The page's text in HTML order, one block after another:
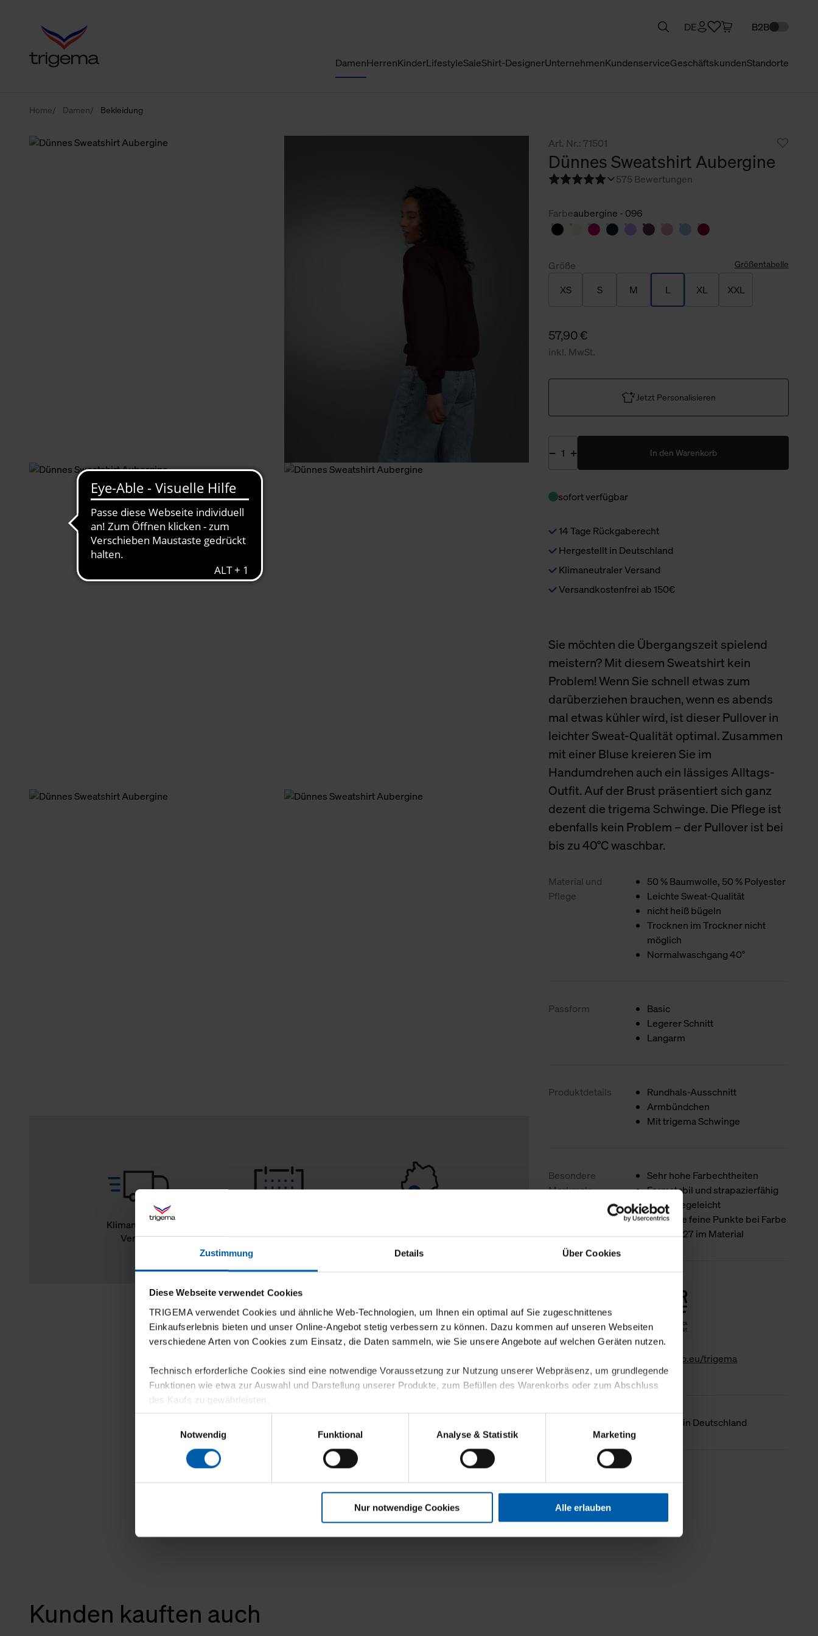
Zustimmung Details Über Cookies
Diese Webseite verwendet Cookies
TRIGEMA verwendet Cookies und ähnliche Web-Technologien, um Ihnen ein optimal auf Sie zugeschnittenes
Einkaufserlebnis bieten und unser Online-Angebot stetig verbessern zu können. Dazu kommen auf unseren Webseiten
verschiedene Arten von Cookies zum Einsatz, die Daten sammeln, wie Sie unsere Angebote auf welchen Geräten nutzen.
Technisch erforderliche Cookies sind eine notwendige Voraussetzung zur Nutzung unserer Webpräsenz, um grundlegende
Funktionen wie etwa zur Auswahl und Darstellung unserer Produkte, zum Befüllen des Warenkorbs oder zum Abschluss
des Kaufs zu gewährleisten.
Für die Darstellung personalisierter Angebote, Anzeigen und Inhalte aufgrund Ihres Nutzerverhaltens und Ihres Profils
sowie für Marketing-, Statistik- und Tracking-Zwecke zur Analyse und Optimierung unserer Webpräsenz speichern wir
personenbezogene Informationen. Diese übermitteln wir in anonymisierter Form an Dritte wie etwa unsere
Klicken Sie auf "Alle erlauben", damit wir alle Cookies und Web-Technologien für Ihr personalisiertes Einkaufserlebnis
verwenden dürfen. Über die jeweiligen Schaltflächen können Sie die Arten der Cookies selbst festlegen, die Sie erlauben
Menüpunkt „Datenschutzeinstellungen“ können Sie jederzeit Ihre Einwilligungserklärung anpassen. Ihre Einwilligung ist
grundsätzlich freiwillig, für die Nutzung der Webseite nicht erforderlich und kann jederzeit mit Wirkung für die Zukunft
Notwendig
Funktional Analyse & Statistik Marketing
Nur notwendige Cookies Alle erlauben
DamenHerrenKinderLifestyleSaleShirt-DesignerUnternehmenKundenserviceGeschäftskundenStandorte
DE B2B
Home Damen Bekleidung
Klimaneutraler
Versand
Rückgaberecht
Burladingen
Art. Nr.: 71501
Dünnes Sweatshirt Aubergine
575 Bewertungen
Farbeaubergine - 096
Größe Größentabelle
XS S M L XL XXL
57,90 €
inkl. MwSt.
Jetzt Personalisieren
In den Warenkorb
sofort verfügbar
14 Tage Rückgaberecht
Hergestellt in Deutschland
Klimaneutraler Versand
Versandkostenfrei ab 150€
Sie möchten die Übergangszeit spielend
meistern? Mit diesem Sweatshirt kein
Problem! Wenn Sie schnell etwas zum
darüberziehen brauchen, wenn es abends
mal etwas kühler wird, ist dieser Pullover in
leichter Sweat-Qualität optimal. Zusammen
mit einer Bluse kreieren Sie im
Handumdrehen auch ein lässiges Alltags-
Outfit. Auf der Brust präsentiert sich ganz
dezent die trigema Schwinge. Die Pflege ist
ebenfalls kein Problem – der Pullover ist bei
bis zu 40°C waschbar.
Material und
Pflege
50 % Baumwolle, 50 % Polyester
Leichte Sweat-Qualität
nicht heiß bügeln
Trocknen im Trockner nicht
möglich
Normalwaschgang 40°
Passform
Basic
Legerer Schnitt
Langarm
Produktdetails
Rundhals-Ausschnitt
Armbündchen
Mit trigema Schwinge
Besondere
Merkmale
Sehr hohe Farbechtheiten
Formstabil und strapazierfähig
Sehr pflegeleicht
Mögliche feine Punkte bei Farbe
natur - 027 im Material
www.gk-info.eu/trigema
Hergestellt in Deutschland
Kunden kauften auch